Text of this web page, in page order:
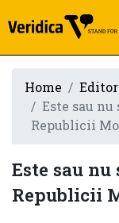
Home
Este sau
Republicii
Este sau
Republicii